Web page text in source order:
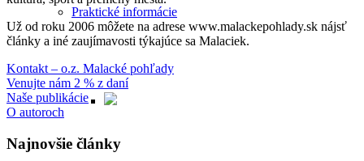
Praktické informácie
Už od roku 2006 môžete na adrese www.malackepohlady.sk nájsť
články a iné zaujímavosti týkajúce sa Malaciek.
Kontakt – o.z. Malacké pohľady
Venujte nám 2 % z daní
Naše publikácie
O autoroch
Najnovšie články